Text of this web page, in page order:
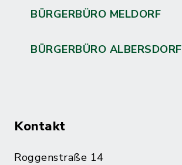
BÜRGERBÜRO MELDORF
BÜRGERBÜRO ALBERSDORF
Kontakt
Roggenstraße 14